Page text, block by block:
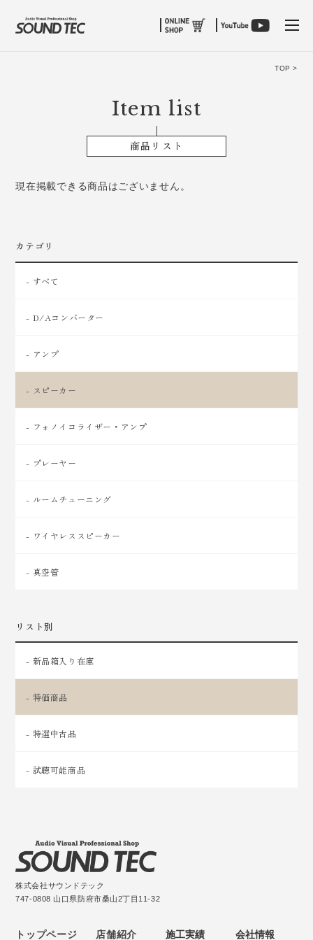
TOP >
Item list
商品リスト
カテゴリ
- すべて
- D/Aコンバーター
- アンプ
- スピーカー
- フォノイコライザー・アンプ
- プレーヤー
- ルームチューニング
- ワイヤレススピーカー
- 真空管
リスト別
- 新品箱入り在庫
- 特価商品
- 特選中古品
- 試聴可能商品
現在掲載できる商品はございません。
株式会社サウンドテック
747-0808 山口県防府市桑山2丁目11-32
トップページ 店舗紹介 施工実績 会社情報